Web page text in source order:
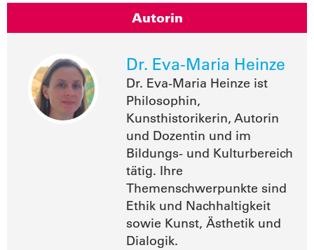
Autorin
Dr. Eva-Maria Heinze
Dr. Eva-Maria Heinze ist
Philosophin,
Kunsthistorikerin, Autorin
und Dozentin und im
Bildungs- und Kulturbereich
tätig. Ihre
Themenschwerpunkte sind
Ethik und Nachhaltigkeit
sowie Kunst, Ästhetik und
Dialogik.